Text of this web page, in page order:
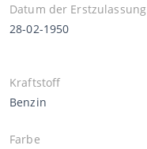
Datum der Erstzulassung
28-02-1950
Kraftstoff
Benzin
Farbe